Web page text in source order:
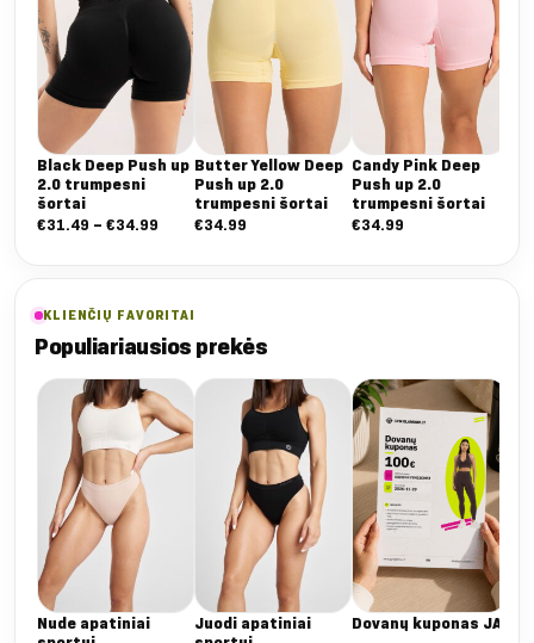
Black Deep Push up
2.0 trumpesni
šortai
€31.49 – €34.99
Butter Yellow Deep
Push up 2.0
trumpesni šortai
€34.99
Candy Pink Deep
Push up 2.0
trumpesni šortai
€34.99
KLIENČIŲ FAVORITAI
Populiariausios prekės
Nude apatiniai
Juodi apatiniai
Dovanų kuponas JAI